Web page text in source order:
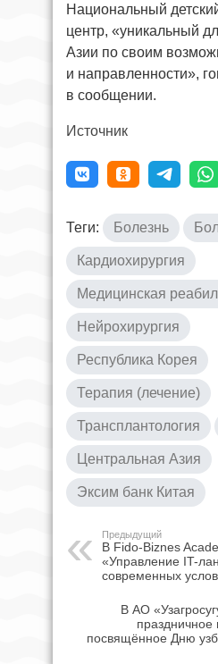
Национальный
центр, «уникальный
Азии по своим
и направленности»,
в сообщении.
Источник
Теги: Болезнь
Кардиохирургия
Медицинская
Нейрохирургия
Республика Корея
Терапия (лечение)
Трансплантология
Центральная Азия
Эксим банк Китая
Предыдущий
В Fido-Biznes
«Управление IT-
современных
В АО
праздничное
посвящённое Дню